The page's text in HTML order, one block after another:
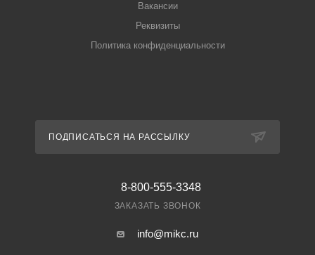
Вакансии
Реквизиты
Политика конфиденциальности
ПОДПИСАТЬСЯ НА РАССЫЛКУ
8-800-555-3348
ЗАКАЗАТЬ ЗВОНОК
info@mikc.ru